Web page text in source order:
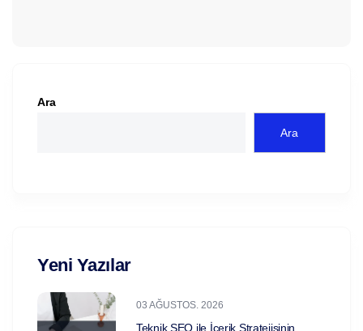
Ara
Ara
Yeni Yazılar
03 AĞUSTOS. 2026
Teknik SEO ile İçerik Stratejisinin